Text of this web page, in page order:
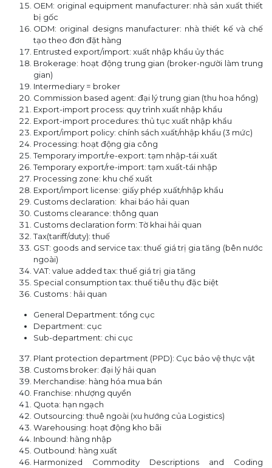
OEM: original equipment manufacturer: nhà sản xuất thiết
bị gốc
ODM: original designs manufacturer: nhà thiết kế và chế
tạo theo đơn đặt hàng
Entrusted export/import: xuất nhập khẩu ủy thác
Brokerage: hoạt động trung gian (broker-người làm trung
gian)
Intermediary = broker
Commission based agent: đại lý trung gian (thu hoa hồng)
Export-import process: quy trình xuất nhập khẩu
Export-import procedures: thủ tục xuất nhập khẩu
Export/import policy: chính sách xuất/nhập khẩu (3 mức)
Processing: hoạt động gia công
Temporary import/re-export: tạm nhập-tái xuất
Temporary export/re-import: tạm xuất-tái nhập
Processing zone: khu chế xuất
Export/import license: giấy phép xuất/nhập khẩu
Customs declaration: khai báo hải quan
Customs clearance: thông quan
Customs declaration form: Tờ khai hải quan
Tax(tariff/duty): thuế
GST: goods and service tax: thuế giá trị gia tăng (bên nước
ngoài)
VAT: value added tax: thuế giá trị gia tăng
Special consumption tax: thuế tiêu thụ đặc biệt
Customs : hải quan
General Department: tổng cục
Department: cục
Sub-department: chi cục
Plant protection department (PPD): Cục bảo vệ thực vật
Customs broker: đại lý hải quan
Merchandise: hàng hóa mua bán
Franchise: nhượng quyền
Quota: hạn ngạch
Outsourcing: thuê ngoài (xu hướng của Logistics)
Warehousing: hoạt động kho bãi
Inbound: hàng nhập
Outbound: hàng xuất
Harmonized Commodity Descriptions and Coding